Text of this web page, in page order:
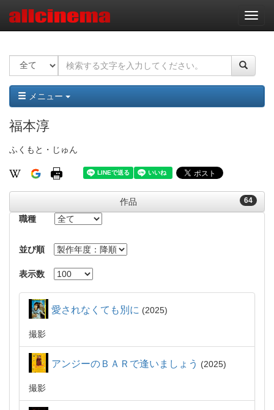
ナ
ビ
ー
ョ
ン
メニュー
福本淳
ふくもと・じゅん
64
作品
職種
並び順
表示数
愛されなくても別に 2025
撮影
アンジーのＢＡＲで逢いましょう 2025
撮影